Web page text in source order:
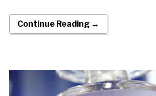
Continue Reading →